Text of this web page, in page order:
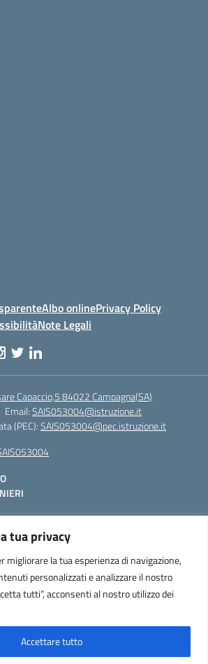
tua privacy
migliorare la tua esperienza di navigazione,
personalizzati e analizzare il nostro
tutti”, acconsenti al nostro utilizzo dei
Accettare tutto
Albo onlinePrivacy Policy
Note Legali
Capaccio,5 84022 Campagna(SA)
Email:SAIS053004@istruzione.it
(PEC):SAIS053004@pec.istruzione.it
Fax. +39
WebApp
Concept & Design by Designers Italia